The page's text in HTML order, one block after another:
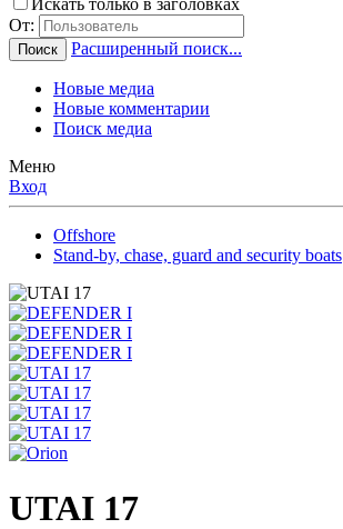
Искать только в заголовках
От:
Поиск Расширенный поиск...
Новые медиа
Новые комментарии
Поиск медиа
Меню
Вход
Offshore
Stand-by, chase, guard and security boats
UTAI 17